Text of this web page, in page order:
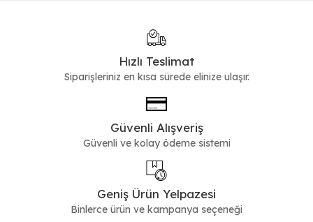
Spor ve Modern Bot Seçenekleri
Daha dinamik bir görünüm arayanlar için tasarlanan
modelleri, spor ayakkabı rahatlığını bot yapısıyla birleştirir.
Günlük kombinlerde sıkça tercih edilen bu modeller, modern
Soğuk Havalara Uygun
Alternatifler
Kış aylarında daha fazla sıcaklık ve koruma sunan bot modelleri,
kalın taban yapıları ve iç astar detaylarıyla dikkat çeker. Daha uzun
konç tercih eden kullanıcılar içinkadın çizmemodelleri de botlara
alternatif olarak değerlendirilebilir.
Hızlı Teslimat
Siparişleriniz en kısa sürede elinize ulaşır.
Güvenli Alışveriş
Güvenli ve kolay ödeme sistemi
Geniş Ürün Yelpazesi
Binlerce ürün ve kampanya seçeneği